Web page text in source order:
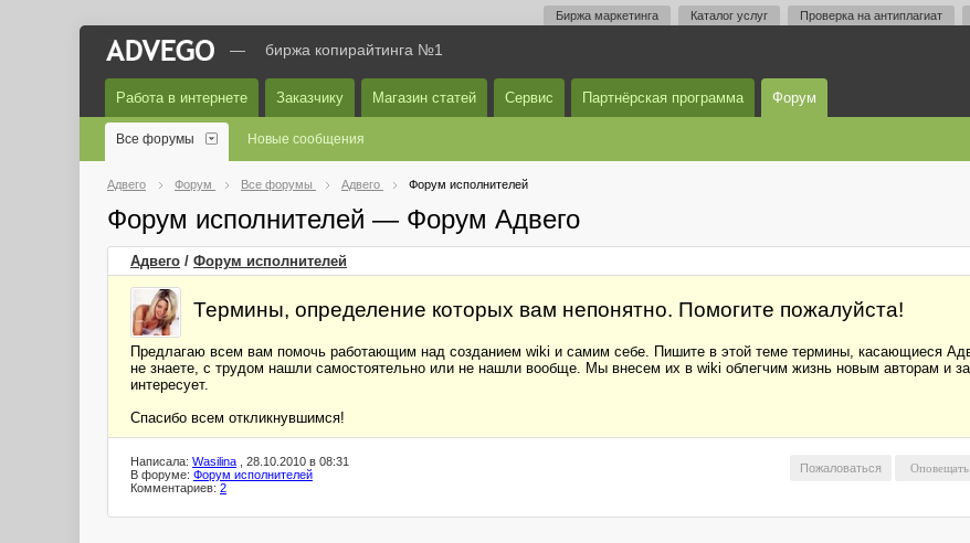
Биржа маркетинга Каталог услуг Проверка на антиплагиат
— биржа копирайтинга №1
Работа в интернете Заказчику Магазин статей Сервис Партнёрская программа Форум
Все форумы Новые сообщения
Адвего Форум Все форумы Адвего Форум исполнителей
Форум исполнителей — Форум Адвего
Адвего / Форум исполнителей
Термины, определение которых вам непонятно. Помогите пожалуйста!
Предлагаю всем вам помочь работающим над созданием wiki и самим себе. Пишите в этой теме термины, касающиеся
не знаете, с трудом нашли самостоятельно или не нашли вообще. Мы внесем их в wiki облегчим жизнь новым авторам и
интересует.
Спасибо всем откликнувшимся!
Пожаловаться
Написала: Wasilina , 28.10.2010 в 08:31
В форуме: Форум исполнителей
Комментариев: 2